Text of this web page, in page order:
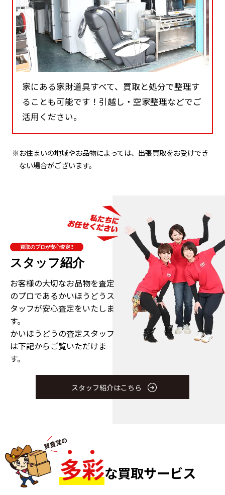
家にある家財道具すべて、買取と処分で整理す
ることも可能です！引越し・空家整理などでご
活用ください。
※お住まいの地域やお品物によっては、出張買取をお受けでき
ない場合がございます。
買取のプロが安心査定!!
スタッフ紹介
お客様の大切なお品物を査定
のプロであるかいほうどうス
タッフが安心査定をいたしま
す。
かいほうどうの査定スタッフ
は下記からご覧いただけま
す。
スタッフ紹介はこちら
多彩な買取サービス